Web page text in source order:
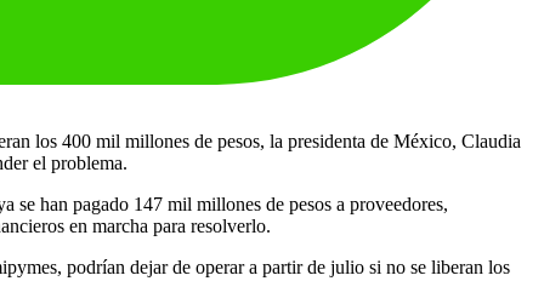
los 400 mil millones de pesos, la presidenta de México, Claudia
el problema.
se han pagado 147 mil millones de pesos a proveedores,
en marcha para resolverlo.
podrían dejar de operar a partir de julio si no se liberan los